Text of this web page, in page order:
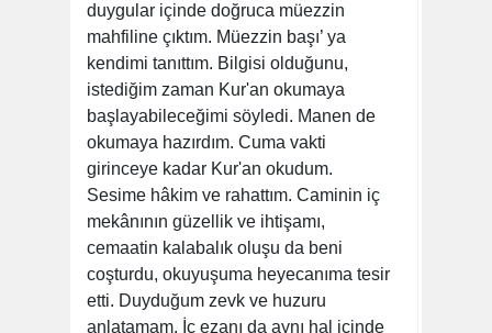
duygular içinde doğruca müezzin
mahfiline çıktım. Müezzin başı’ ya
kendimi tanıttım. Bilgisi olduğunu,
istediğim zaman Kur'an okumaya
başlayabileceğimi söyledi. Manen de
okumaya hazırdım. Cuma vakti
girinceye kadar Kur'an okudum.
Sesime hâkim ve rahattım. Caminin iç
mekânının güzellik ve ihtişamı,
cemaatin kalabalık oluşu da beni
coşturdu, okuyuşuma heyecanıma tesir
etti. Duyduğum zevk ve huzuru
anlatamam. İç ezanı da aynı hal içinde